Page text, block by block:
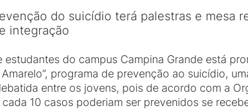
do suicídio terá palestras e mesa
integração
estudantes do campus Campina Grande está
Amarelo”, programa de prevenção ao suicídio,
entre os jovens, pois de acordo com a
cada 10 casos poderiam ser prevenidos se